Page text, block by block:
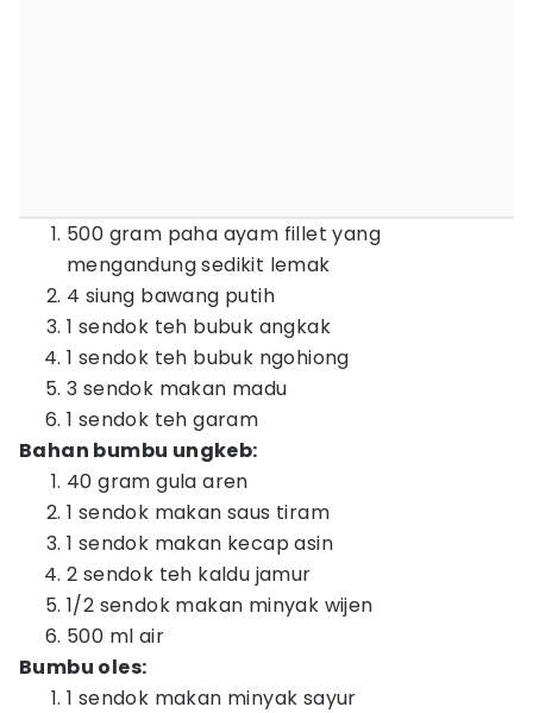
500 gram paha ayam fillet yang
mengandung sedikit lemak
4 siung bawang putih
1 sendok teh bubuk angkak
1 sendok teh bubuk ngohiong
3 sendok makan madu
1 sendok teh garam
Bahan bumbu ungkeb:
40 gram gula aren
1 sendok makan saus tiram
1 sendok makan kecap asin
2 sendok teh kaldu jamur
1/2 sendok makan minyak wijen
500 ml air
Bumbu oles:
1 sendok makan minyak sayur